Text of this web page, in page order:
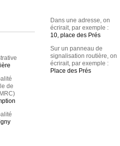
de
Dans une adresse, on
écrirait, par exemple :
10, place des Prés
Sur un panneau de
signalisation routière, on
écrirait, par exemple :
Place des Prés